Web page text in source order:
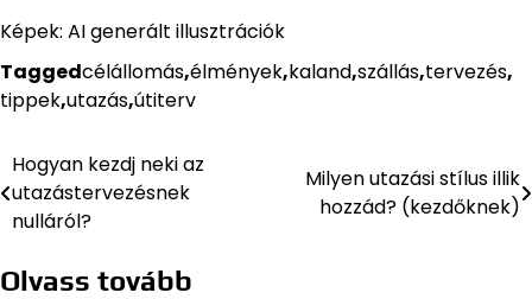
Képek: AI generált illusztrációk
Taggedcélállomás,élmények,kaland,szállás,tervezés,
tippek,utazás,útiterv
Bejegyzés
navigáció
Hogyan kezdj neki az
utazástervezésnek
nulláról?
Milyen utazási stílus illik
hozzád? (kezdőknek)
Olvass tovább